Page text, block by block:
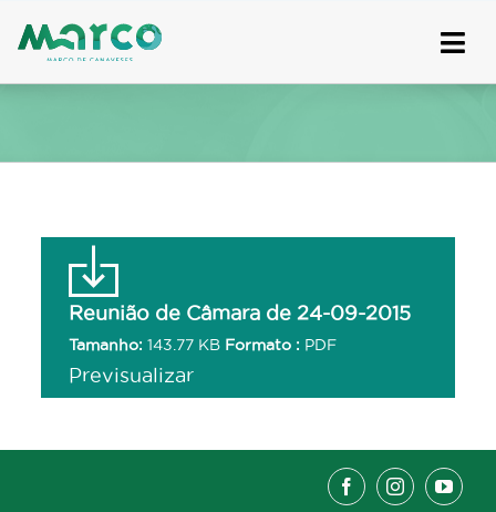
to
Reunião de Câmara de 24-09-2015
Tamanho: 143.77 KB Formato : PDF
Previsualizar